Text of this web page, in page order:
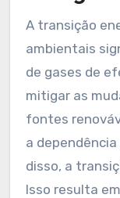
para
Quais
A transição
ambientais